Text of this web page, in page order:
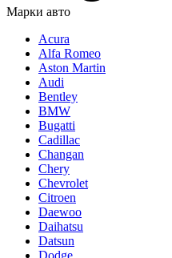
Марки авто
Acura
Alfa Romeo
Aston Martin
Audi
Bentley
BMW
Bugatti
Cadillac
Changan
Chery
Chevrolet
Citroen
Daewoo
Daihatsu
Datsun
Dodge